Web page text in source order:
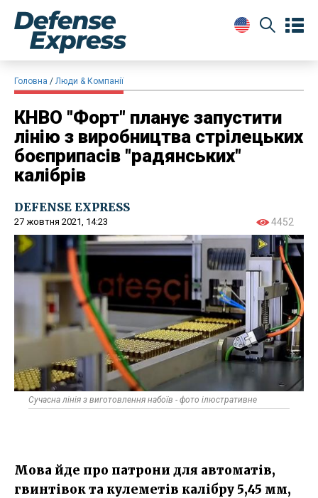
Головна Люди & Компанії
КНВО "Форт" планує запустити
лінію з виробництва стрілецьких
боєприпасів "радянських"
калібрів
DEFENSE EXPRESS
27 жовтня 2021, 14:23 4452
Сучасна лінія з виготовлення набоїв - фото ілюстративне
Мова йде про патрони для автоматів,
гвинтівок та кулеметів калібру 5,45 мм,